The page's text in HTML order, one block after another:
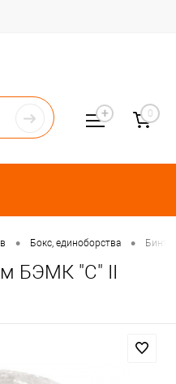
0
• Бокс, единоборства • Бинты
м БЭМК "С" II